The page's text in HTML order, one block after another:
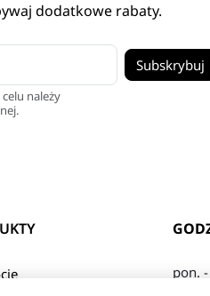
dodatkowe rabaty.
należy
pon.